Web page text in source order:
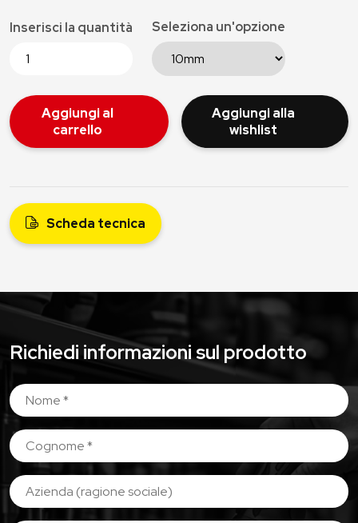
Inserisci la quantità Seleziona un'opzione
Aggiungi al
carrello
Aggiungi alla
wishlist
Scheda tecnica
Richiedi informazioni sul prodotto